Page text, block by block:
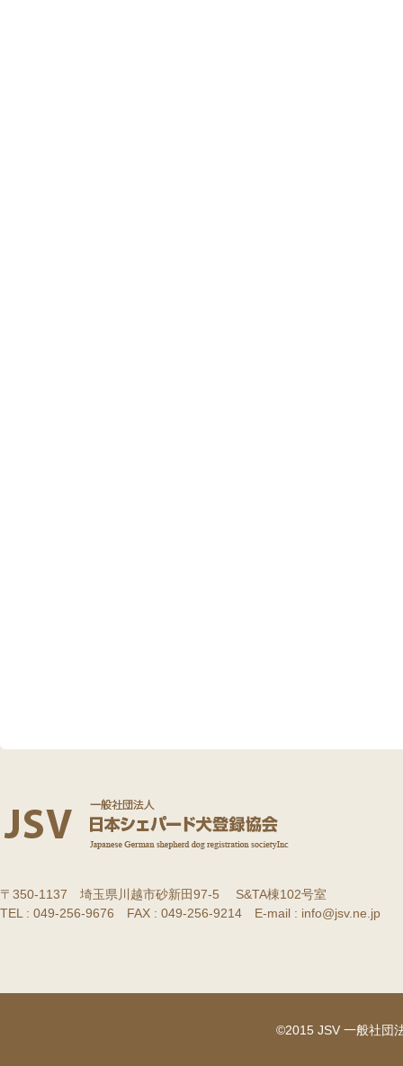
〒350-1137 埼玉県川越市砂新田97-5 S&TA棟102号室
TEL : 049-256-9676 FAX : 049-256-9214 E-mail : info@jsv.ne.jp
©2015 JSV 一般社団